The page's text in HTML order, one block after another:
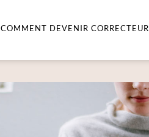
COMMENT DEVENIR CORRECTEUR